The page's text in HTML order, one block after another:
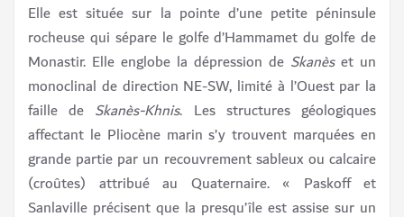
Elle est située sur la pointe d’une petite péninsule
rocheuse qui sépare le golfe d’Hammamet du golfe de
Monastir. Elle englobe la dépression de Skanèset un
monoclinal de direction NE-SW, limité à l’Ouest par la
faille de Skanès-Khnis. Les structures géologiques
affectant le Pliocène marin s’y trouvent marquées en
grande partie par un recouvrement sableux ou calcaire
(croûtes) attribué au Quaternaire. « Paskoff et
Sanlaville précisent que la presqu’île est assise sur un